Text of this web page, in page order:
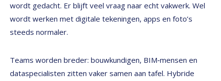
wordt gedacht. Er blijft veel vraag naar echt vakwerk. Wel
wordt werken met digitale tekeningen, apps en foto’s
steeds normaler.
Teams worden breder: bouwkundigen, BIM‑mensen en
dataspecialisten zitten vaker samen aan tafel. Hybride